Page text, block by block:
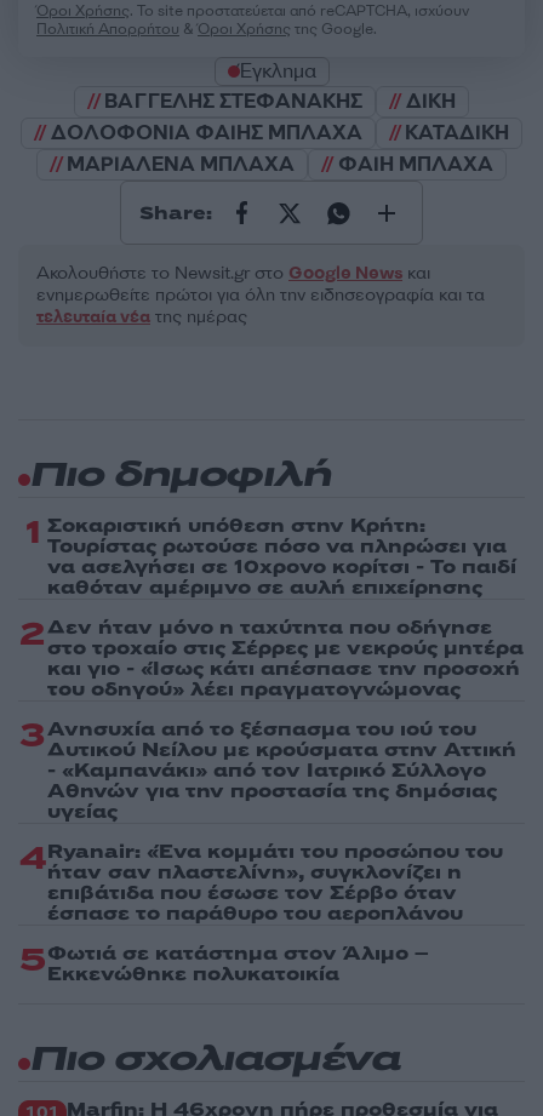
Όροι Χρήσης. Το site προστατεύεται από reCAPTCHA, ισχύουν
Πολιτική Απορρήτου &Όροι Χρήσης της Google.
Έγκλημα
ΒΑΓΓΕΛΗΣ ΣΤΕΦΑΝΑΚΗΣ
ΔΙΚΗ
ΔΟΛΟΦΟΝΙΑ ΦΑΙΗΣ ΜΠΛΑΧΑ
ΚΑΤΑΔΙΚΗ
ΜΑΡΙΑΛΕΝΑ ΜΠΛΑΧΑ
ΦΑΙΗ ΜΠΛΑΧΑ
Share:
Ακολουθήστε το Νewsit.gr στο Google News και
ενημερωθείτε πρώτοι για όλη την ειδησεογραφία και τα
τελευταία νέα της ημέρας
Πιο δημοφιλή
1 Σοκαριστική υπόθεση στην Κρήτη:
Τουρίστας ρωτούσε πόσο να πληρώσει για
να ασελγήσει σε 10χρονο κορίτσι - Το παιδί
καθόταν αμέριμνο σε αυλή επιχείρησης
2Δεν ήταν μόνο η ταχύτητα που οδήγησε
στο τροχαίο στις Σέρρες με νεκρούς μητέρα
και γιο - «Ίσως κάτι απέσπασε την προσοχή
του οδηγού» λέει πραγματογνώμονας
3Ανησυχία από το ξέσπασμα του ιού του
Δυτικού Νείλου με κρούσματα στην Αττική
- «Καμπανάκι» από τον Ιατρικό Σύλλογο
Αθηνών για την προστασία της δημόσιας
υγείας
4Ryanair: «Ένα κομμάτι του προσώπου του
ήταν σαν πλαστελίνη», συγκλονίζει η
επιβάτιδα που έσωσε τον Σέρβο όταν
έσπασε το παράθυρο του αεροπλάνου
5Φωτιά σε κατάστημα στον Άλιμο –
Εκκενώθηκε πολυκατοικία
Πιο σχολιασμένα
Marfin: Η 46χρονη πήρε προθεσμία για